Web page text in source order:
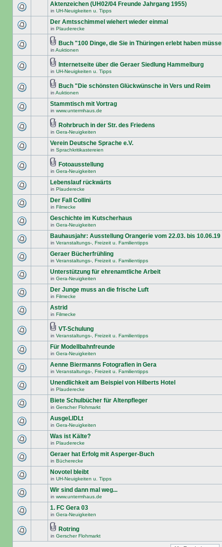
Aktenzeichen (UH02/04 Freunde Jahrgang 1955)
in UH-Neuigkeiten u. Tipps
Der Amtsschimmel wiehert wieder einmal
in Plauderecke
Buch "100 Dinge, die Sie in Thüringen erlebt haben
in Auktionen
Internetseite über die Geraer Siedlung Hammelburg
in UH-Neuigkeiten u. Tipps
Buch "Die schönsten Glückwünsche in Vers und Reim
in Auktionen
Stammtisch mit Vortrag
in www.untermhaus.de
Rohrbruch in der Str. des Friedens
in Gera-Neuigkeiten
Verein Deutsche Sprache e.V.
in Sprachkritikastereien
Fotoausstellung
in Gera-Neuigkeiten
Lebenslauf rückwärts
in Plauderecke
Der Fall Collini
in Filmecke
Geschichte im Kutscherhaus
in Gera-Neuigkeiten
Bauhausjahr: Ausstellung Orangerie vom 22.03. bis 10.06.19
in Veranstaltungs-, Freizeit u. Familientipps
Geraer Bücherfrühling
in Veranstaltungs-, Freizeit u. Familientipps
Unterstützung für ehrenamtliche Arbeit
in Gera-Neuigkeiten
Der Junge muss an die frische Luft
in Filmecke
Astrid
in Filmecke
VT-Schulung
in Veranstaltungs-, Freizeit u. Familientipps
Für Modellbahnfreunde
in Gera-Neuigkeiten
Aenne Biermanns Fotografien in Gera
in Veranstaltungs-, Freizeit u. Familientipps
Unendlichkeit am Beispiel von Hilberts Hotel
in Plauderecke
Biete Schulbücher für Altenpfleger
in Gerscher Flohmarkt
AusgeLIDLt
in Gera-Neuigkeiten
Was ist Kälte?
in Plauderecke
Geraer hat Erfolg mit Asperger-Buch
in Bücherecke
Novotel bleibt
in UH-Neuigkeiten u. Tipps
Wir sind dann mal weg...
in www.untermhaus.de
1. FC Gera 03
in Gera-Neuigkeiten
Rotring
in Gerscher Flohmarkt